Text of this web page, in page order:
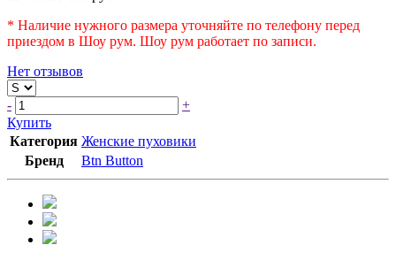
* Наличие нужного размера уточняйте по телефону перед
приездом в Шоу рум. Шоу рум работает по записи.
Нет отзывов
-
+
Купить
Категория Женские пуховики
Бренд
Btn Button